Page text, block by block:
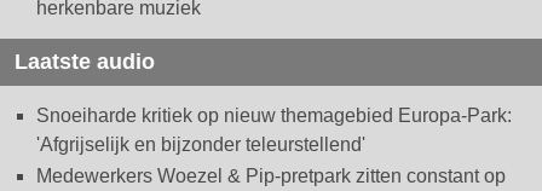
herkenbare muziek
Laatste audio
Snoeiharde kritiek op nieuw themagebied Europa-Park:
'Afgrijselijk en bijzonder teleurstellend'
Medewerkers Woezel & Pip-pretpark zitten constant op